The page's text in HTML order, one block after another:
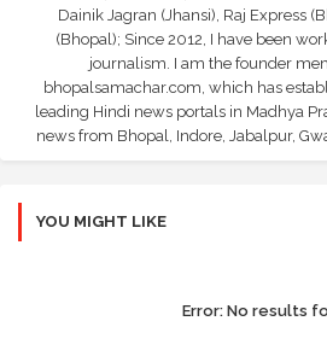
Dainik Jagran (Jhansi), Raj Express
(Bhopal); Since 2012, I have been
journalism. I am the founder
bhopalsamachar.com, which has
leading Hindi news portals in Madhya
news from Bhopal, Indore, Jabalpur,
YOU MIGHT LIKE
Error: No results